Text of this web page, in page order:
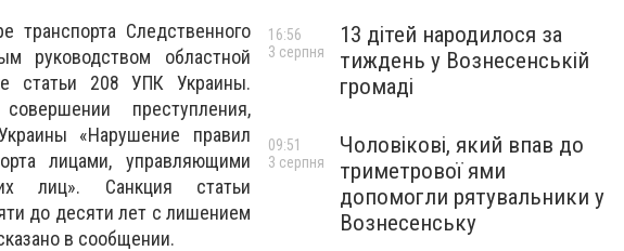
транспорта Следственного
руководством областной
статьи 208 УПК Украины.
преступления,
«Нарушение правил
лицами, управляющими
лиц». Санкция статьи
до десяти лет с лишением
в сообщении.
13 дітей народилося за
тиждень у Вознесенській
громаді
16:56
3 серпня
Чоловікові, який впав до
триметрової ями
допомогли рятувальники у
Вознесенську
09:51
3 серпня